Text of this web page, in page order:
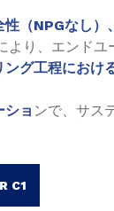
（NPGなし
より、エンドユ
グ工程におけ
ョ ンで、サス
C1